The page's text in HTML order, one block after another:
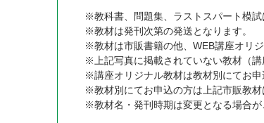
※教科書、問題集、ラストスパート模試
※教材は発刊次第の発送となります。
※教材は市販書籍の他、WEB講座オリジ
※上記写真に掲載されていない教材（講
※講座オリジナル教材は教材別にてお申
※教材別にてお申込の方は上記市販教材
※教材名・発刊時期は変更となる場合が